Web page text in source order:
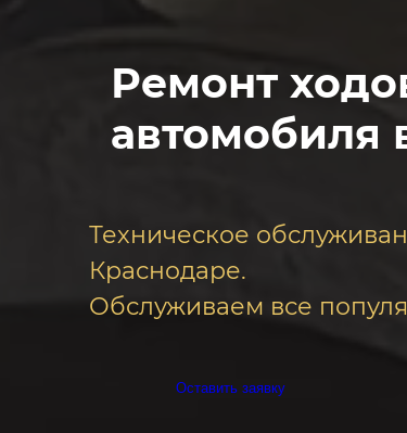
Ремонт
автомобиля
Техническое
Краснодаре.
Обслуживаем все
Оставить заявку